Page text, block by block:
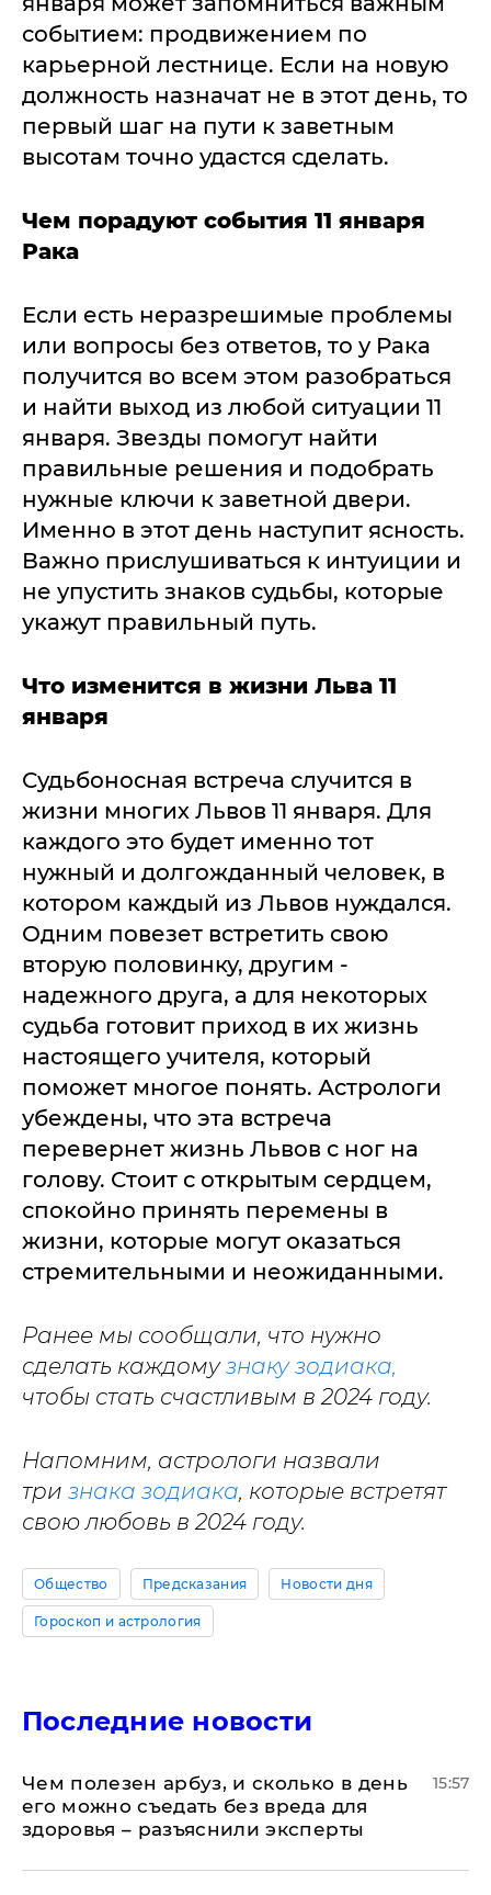
событием: продвижением по
карьерной лестнице. Если на новую
должность назначат не в этот день, то
первый шаг на пути к заветным
высотам точно удастся сделать.
Чем порадуют события 11 января
Рака
Если есть неразрешимые проблемы
или вопросы без ответов, то у Рака
получится во всем этом разобраться
и найти выход из любой ситуации 11
января. Звезды помогут найти
правильные решения и подобрать
нужные ключи к заветной двери.
Именно в этот день наступит ясность.
Важно прислушиваться к интуиции и
не упустить знаков судьбы, которые
укажут правильный путь.
Что изменится в жизни Льва 11
января
Судьбоносная встреча случится в
жизни многих Львов 11 января. Для
каждого это будет именно тот
нужный и долгожданный человек, в
котором каждый из Львов нуждался.
Одним повезет встретить свою
вторую половинку, другим -
надежного друга, а для некоторых
судьба готовит приход в их жизнь
настоящего учителя, который
поможет многое понять. Астрологи
убеждены, что эта встреча
перевернет жизнь Львов с ног на
голову. Стоит с открытым сердцем,
спокойно принять перемены в
жизни, которые могут оказаться
стремительными и неожиданными.
Ранее мы сообщали, что нужно
сделать каждомузнаку зодиака,
чтобы стать счастливым в 2024 году.
Напомним, астрологи назвали
три знака зодиака, которые встретят
свою любовь в 2024 году.
Общество Предсказания Новости дня
Гороскоп и астрология
Последние новости
Чем полезен арбуз, и сколько в день
его можно съедать без вреда для
здоровья – разъяснили эксперты
15:57